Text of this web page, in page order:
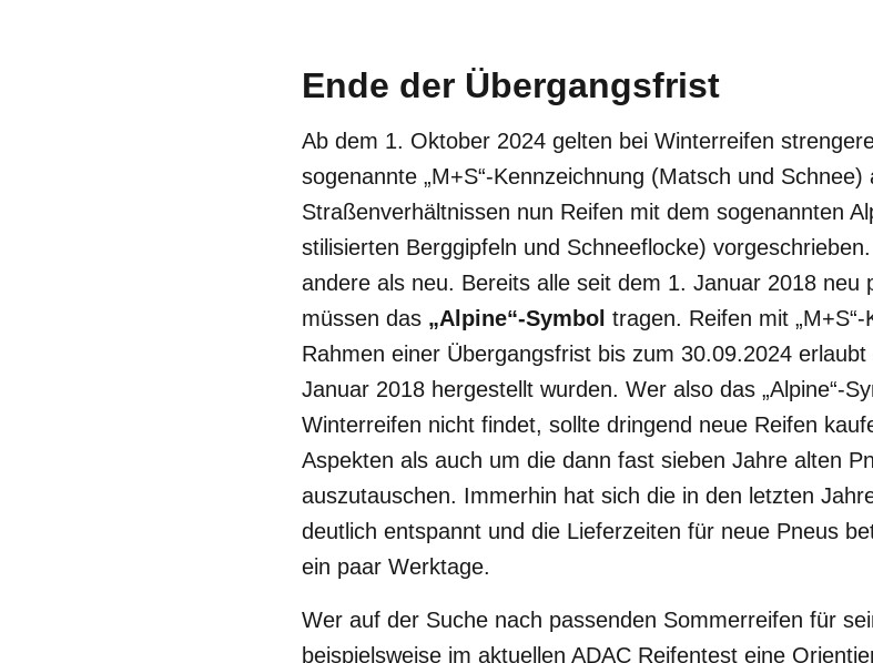
Ende der Übergangsfrist
Ab dem 1. Oktober 2024 gelten bei Winterreifen
sogenannte „M+S“-Kennzeichnung (Matsch und
Straßenverhältnissen nun Reifen mit dem sogenannten
stilisierten Berggipfeln und Schneeflocke)
andere als neu. Bereits alle seit dem 1. Januar 2018 neu
müssen das „Alpine“-Symbol tragen. Reifen mit
Rahmen einer Übergangsfrist bis zum 30.09.2024
Januar 2018 hergestellt wurden. Wer also das „Alpine“-
Winterreifen nicht findet, sollte dringend neue Reifen
Aspekten als auch um die dann fast sieben Jahre alten
auszutauschen. Immerhin hat sich die in den letzten
deutlich entspannt und die Lieferzeiten für neue Pneus
ein paar Werktage.
Wer auf der Suche nach passenden Sommerreifen für
beispielsweise im aktuellen ADAC Reifentest eine